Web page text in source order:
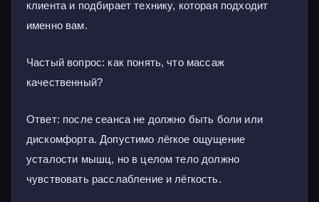
клиента и подбирает технику, которая подходит
именно вам.
Частый вопрос: как понять, что массаж
качественный?
Ответ: после сеанса не должно быть боли или
дискомфорта. Допустимо лёгкое ощущение
усталости мышц, но в целом тело должно
чувствовать расслабление и лёгкость.